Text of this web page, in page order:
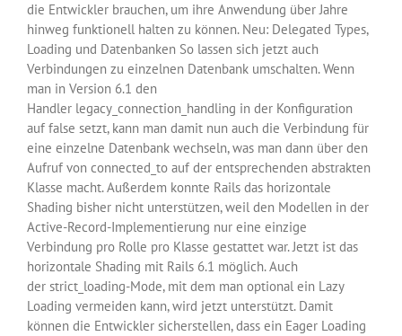
die Entwickler brauchen, um ihre Anwendung über Jahre
hinweg funktionell halten zu können. Neu: Delegated Types,
Loading und Datenbanken So lassen sich jetzt auch
Verbindungen zu einzelnen Datenbank umschalten. Wenn
man in Version 6.1 den
Handler legacy_connection_handling in der Konfiguration
auf false setzt, kann man damit nun auch die Verbindung für
eine einzelne Datenbank wechseln, was man dann über den
Aufruf von connected_to auf der entsprechenden abstrakten
Klasse macht. Außerdem konnte Rails das horizontale
Shading bisher nicht unterstützen, weil den Modellen in der
Active-Record-Implementierung nur eine einzige
Verbindung pro Rolle pro Klasse gestattet war. Jetzt ist das
horizontale Shading mit Rails 6.1 möglich. Auch
der strict_loading-Mode, mit dem man optional ein Lazy
Loading vermeiden kann, wird jetzt unterstützt. Damit
können die Entwickler sicherstellen, dass ein Eager Loading